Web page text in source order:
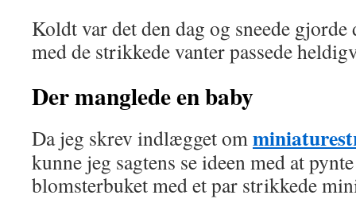
Koldt var det den dag og sneede gjorde
med de strikkede vanter passede
Der manglede en baby
Da jeg skrev indlægget om
kunne jeg sagtens se ideen med at
blomsterbuket med et par strikkede